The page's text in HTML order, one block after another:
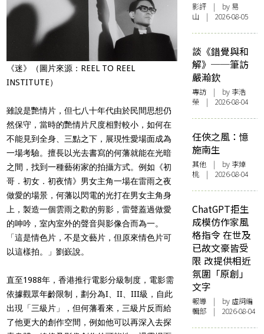
《迷》（圖片來源：REEL TO REEL
INSTITUTE）
雖說是艷情片，但七八十年代由於民間思想仍
然保守，當時的艷情片尺度相對較小，如何在
不能見到全身、三點之下，展現性愛場面成為
一場考驗。擅長以光去書寫的何藩就能在光暗
之間，找到一種藝術家的拍攝方式。例如《初
哥．初女．初夜情》男女主角一場在雷雨之夜
做愛的場景，何藩以閃電的光打在男女主角身
上，製造一個雲雨之歡的剪影，雷聲蓋過做愛
的呻吟，室內室外的聲音與影像合而為一。
「這是情色片，不是文藝片，但原來情色片可
以這樣拍。」劉嶔說。
直至1988年，香港推行電影分級制度，電影需
依據觀眾年齡限制，劃分為I、II、III級，自此
出現「三級片」，但何藩看來，三級片反而給
了他更大的創作空間，例如他可以再深入去探
影評 | by 易
山 | 2026-08-05
談《錯覺與和
解》──筆訪
嚴瀚欽
專訪 | by 李浩
榮 | 2026-08-04
任俠之風：憶
施南生
其他 | by 李焯
桃 | 2026-08-04
ChatGPT拒生
成模仿作家風
格指令 在世及
已故文豪皆受
限 改提供相近
氛圍「原創」
文字
報導 | by 虛詞編
輯部 | 2026-08-04